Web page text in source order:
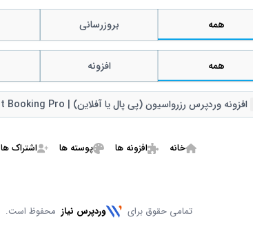
همه بروزرسانی
همه افزونه
افزونه وردپرس رزرواسیون (پی پال یا آفلاین) | Event Booking Pro
خانه افزونه ها پوسته ها اشتراک ها
تمامی حقوق برای وردپرس نیاز محفوظ است.